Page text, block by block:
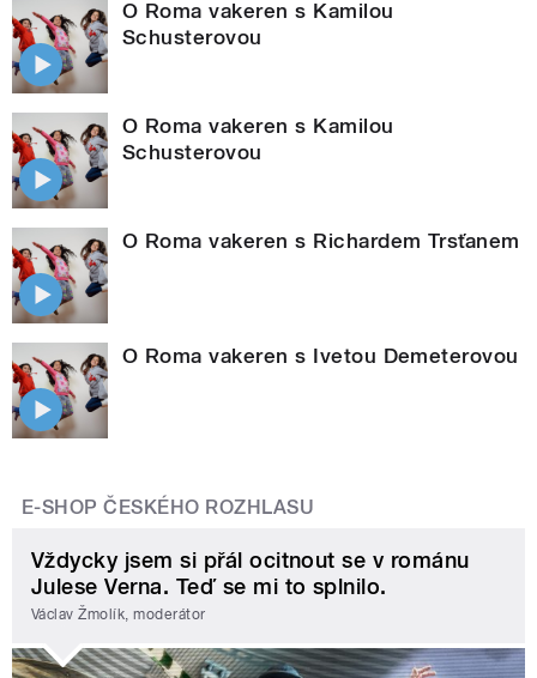
O Roma vakeren s Kamilou
Schusterovou
O Roma vakeren s Kamilou
Schusterovou
O Roma vakeren s Richardem Trsťanem
O Roma vakeren s Ivetou Demeterovou
E-SHOP ČESKÉHO ROZHLASU
Vždycky jsem si přál ocitnout se v románu
Julese Verna. Teď se mi to splnilo.
Václav Žmolík, moderátor